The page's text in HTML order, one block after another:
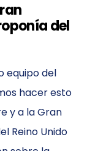
del
equipo del
hacer esto
y a la Gran
Reino Unido